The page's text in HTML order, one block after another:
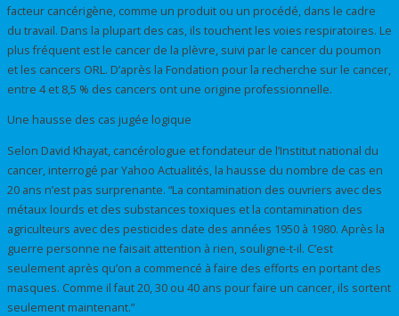
facteur cancérigène, comme un produit ou un procédé, dans le cadre
du travail. Dans la plupart des cas, ils touchent les voies respiratoires. Le
plus fréquent est le cancer de la plèvre, suivi par le cancer du poumon
et les cancers ORL. D’après la Fondation pour la recherche sur le cancer,
entre 4 et 8,5 % des cancers ont une origine professionnelle.
Une hausse des cas jugée logique
Selon David Khayat, cancérologue et fondateur de l’Institut national du
cancer, interrogé par Yahoo Actualités, la hausse du nombre de cas en
20 ans n’est pas surprenante. “La contamination des ouvriers avec des
métaux lourds et des substances toxiques et la contamination des
agriculteurs avec des pesticides date des années 1950 à 1980. Après la
guerre personne ne faisait attention à rien, souligne-t-il. C’est
seulement après qu’on a commencé à faire des efforts en portant des
masques. Comme il faut 20, 30 ou 40 ans pour faire un cancer, ils sortent
seulement maintenant.”